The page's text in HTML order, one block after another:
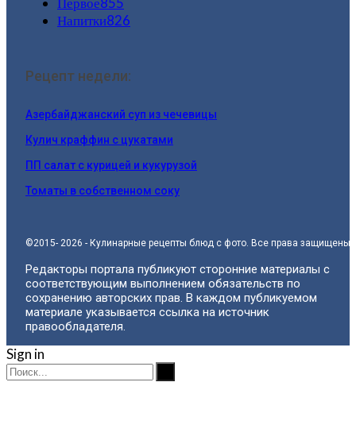
Напитки826
Рецепт недели:
Азербайджанский суп из чечевицы
Кулич краффин с цукатами
ПП салат с курицей и кукурузой
Томаты в собственном соку
©2015- 2026 - Кулинарные рецепты блюд с фото. Все права защищены.
Редакторы портала публикуют сторонние материалы с
соответствующим выполнением обязательств по
сохранению авторских прав. В каждом публикуемом
материале указывается ссылка на источник
правообладателя.
Sign in